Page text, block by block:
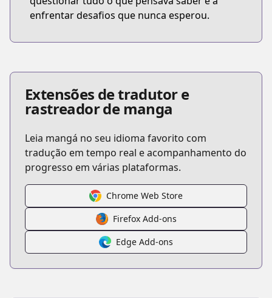
enfrentar desafios que nunca esperou.
Extensões de tradutor e
rastreador de manga
Leia mangá no seu idioma favorito com
tradução em tempo real e acompanhamento do
progresso em várias plataformas.
Chrome Web Store
Firefox Add-ons
Edge Add-ons